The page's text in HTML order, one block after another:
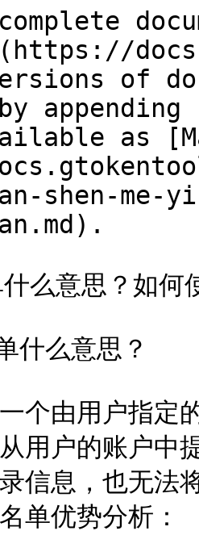
of
as
shen-
么意思？如何
什么意思？
个由用户指定
用户的账户中
信息，也无法
单优势分析：